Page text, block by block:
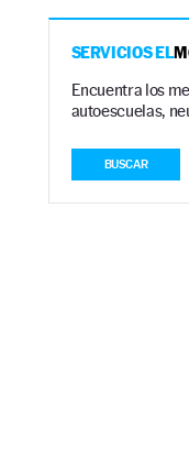
SERVICIOS EL
Encuentra los
autoescuelas,
BUSCAR